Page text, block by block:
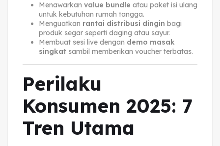
Menawarkan value bundle atau paket isi ulang
untuk kebutuhan rumah tangga.
Menguatkan rantai distribusi dingin bagi
produk segar seperti daging atau sayur.
Membuat sesi live dengan demo masak
singkatsambil memberikan voucher terbatas.
Perilaku
Konsumen 2025: 7
Tren Utama